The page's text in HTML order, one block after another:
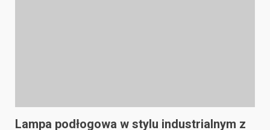
Lampa podłogowa w stylu industrialnym z